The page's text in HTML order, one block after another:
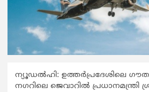
ന്യൂഡല്‍ഹി: ഉത്തര്‍പ്രദേശിലെ
നഗറിലെ ജെവാറില്‍ പ്രധാനമന്ത്രി